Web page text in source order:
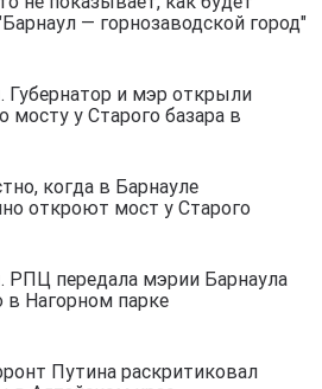
— горнозаводской город"
и мэр открыли
мосту у Старого базара в
когда в Барнауле
откроют мост у Старого
передала мэрии Барнаула
в Нагорном парке
Путина раскритиковал